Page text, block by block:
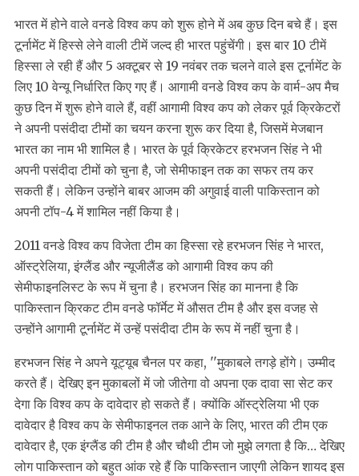
भारत में होने वाले वनडे विश्व कप को शुरू होने में अब कुछ दिन बचे हैं। इस
टूर्नामेंट में हिस्से लेने वाली टीमें जल्द ही भारत पहुंचेंगी। इस बार 10 टीमें
हिस्सा ले रही हैं और 5 अक्टूबर से 19 नवंबर तक चलने वाले इस टूर्नामेंट के
लिए 10 वेन्यू निर्धारित किए गए हैं। आगामी वनडे विश्व कप के वार्म-अप मैच
कुछ दिन में शुरू होने वाले हैं, वहीं आगामी विश्व कप को लेकर पूर्व क्रिकेटरों
ने अपनी पसंदीदा टीमों का चयन करना शुरू कर दिया है, जिसमें मेजबान
भारत का नाम भी शामिल है। भारत के पूर्व क्रिकेटर हरभजन सिंह ने भी
अपनी पसंदीदा टीमों को चुना है, जो सेमीफाइन तक का सफर तय कर
सकती हैं। लेकिन उन्होंने बाबर आजम की अगुवाई वाली पाकिस्तान को
अपनी टॉप-4 में शामिल नहीं किया है।
2011 वनडे विश्व कप विजेता टीम का हिस्सा रहे हरभजन सिंह ने भारत,
ऑस्ट्रेलिया, इंग्लैंड और न्यूजीलैंड को आगामी विश्व कप की
सेमीफाइनलिस्ट के रूप में चुना है। हरभजन सिंह का मानना है कि
पाकिस्तान क्रिकट टीम वनडे फॉर्मेट में औसत टीम है और इस वजह से
उन्होंने आगामी टूर्नामेंट में उन्हें पसंदीदा टीम के रूप में नहीं चुना है।
हरभजन सिंह ने अपने यूट्यूब चैनल पर कहा, ''मुकाबले तगड़े होंगे। उम्मीद
करते हैं। देखिए इन मुकाबलों में जो जीतेगा वो अपना एक दावा सा सेट कर
देगा कि विश्व कप के दावेदार हो सकते हैं। क्योंकि ऑस्ट्रेलिया भी एक
दावेदार है विश्व कप के सेमीफाइनल तक आने के लिए, भारत की टीम एक
दावेदार है, एक इंग्लैंड की टीम है और चौथी टीम जो मुझे लगता है कि… देखिए
लोग पाकिस्तान को बहुत आंक रहे हैं कि पाकिस्तान जाएगी लेकिन शायद इस